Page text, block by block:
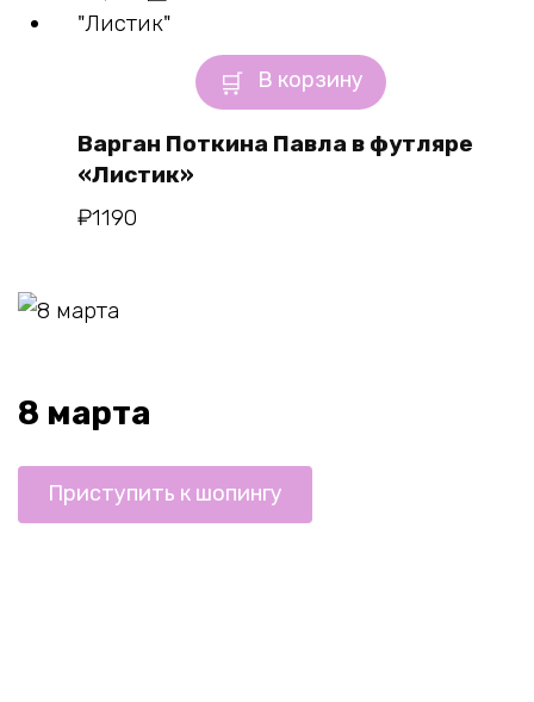
В корзину
Варган Поткина Павла в футляре
«Листик»
₽1190
8 марта
Приступить к шопингу